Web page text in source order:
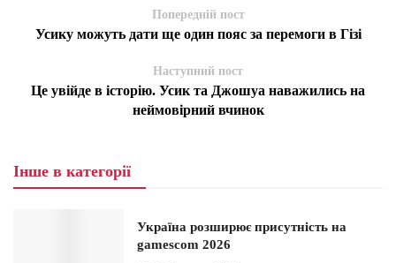
Попередній пост
Усику можуть дати ще один пояс за перемоги в Гізі
Наступний пост
Це увійде в історію. Усик та Джошуа наважились на
неймовірний вчинок
Інше в категорії
Україна розширює присутність на
gamescom 2026